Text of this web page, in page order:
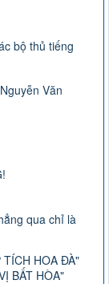
bộ thủ tiếng
Văn
qua chỉ là
TÍCH HOA ĐÀ"
BẤT HÒA"